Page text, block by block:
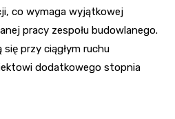
co wymaga wyjątkowej
pracy zespołu budowlanego.
przy ciągłym ruchu
dodatkowego stopnia